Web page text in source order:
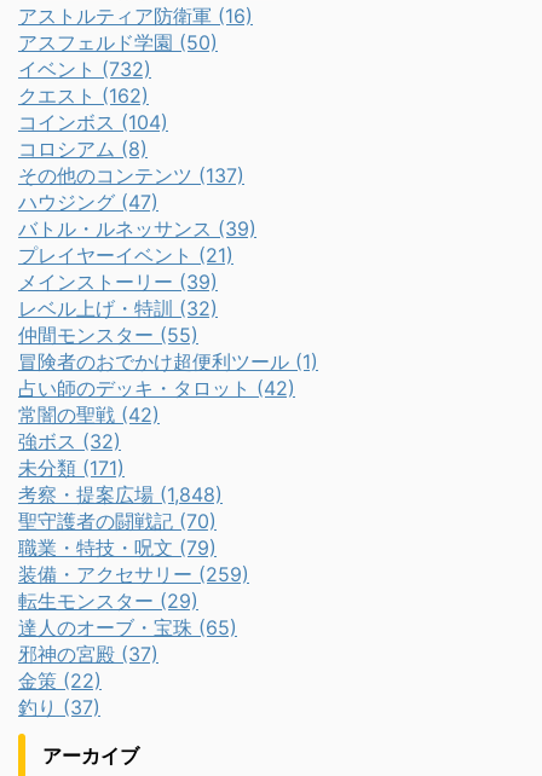
アストルティア防衛軍 (16)
アスフェルド学園 (50)
イベント (732)
クエスト (162)
コインボス (104)
コロシアム (8)
その他のコンテンツ (137)
ハウジング (47)
バトル・ルネッサンス (39)
プレイヤーイベント (21)
メインストーリー (39)
レベル上げ・特訓 (32)
仲間モンスター (55)
冒険者のおでかけ超便利ツール (1)
占い師のデッキ・タロット (42)
常闇の聖戦 (42)
強ボス (32)
未分類 (171)
考察・提案広場 (1,848)
聖守護者の闘戦記 (70)
職業・特技・呪文 (79)
装備・アクセサリー (259)
転生モンスター (29)
達人のオーブ・宝珠 (65)
邪神の宮殿 (37)
金策 (22)
釣り (37)
アーカイブ